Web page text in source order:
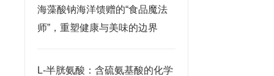
海藻酸钠海洋馈赠的“食品魔法
师”，重塑健康与美味的边界
L-半胱氨酸：含硫氨基酸的化学